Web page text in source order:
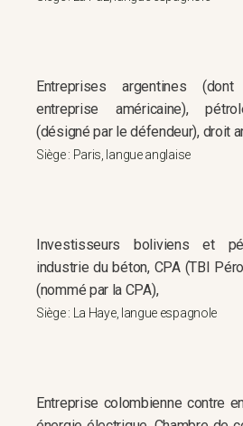
Entreprises argentines
entreprise américaine),
(désigné par le défendeur), droit
Siège : Paris, langue anglaise
Investisseurs boliviens et
industrie du béton, CPA (TBI
(nommé par la CPA),
Siège : La Haye, langue espagnole
Entreprise colombienne contre